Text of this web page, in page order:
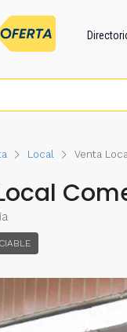
Local Venta